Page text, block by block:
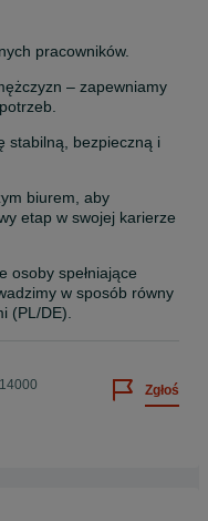
pracowników.
– zapewniamy
stabilną, bezpieczną i
biurem, aby
etap w swojej karierze
osoby spełniające
w sposób równy
(PL/DE).
Zgłoś